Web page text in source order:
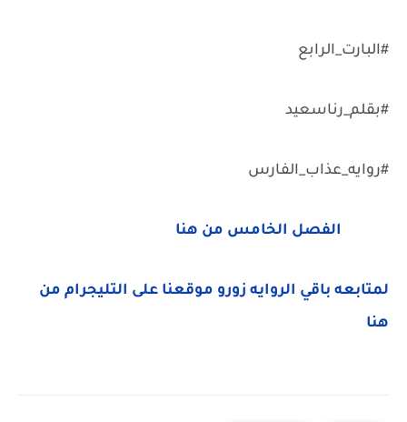
#البارت_الرابع
#بقلم_رناسعيد
#روايه_عذاب_الفارس
الفصل الخامس من هنا
لمتابعه باقي الروايه زورو موقعنا على التليجرام من
هنا